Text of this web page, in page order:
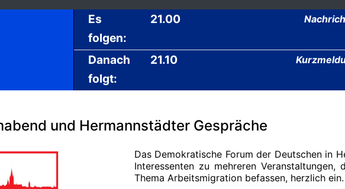
Es
folgen:
21.00
Danach
folgt:
21.10
und Hermannstädter Gespräche
Das Demokratische Forum der Deutschen in
Interessenten zu mehreren Veranstaltungen,
Thema Arbeitsmigration befassen, herzlich ein.